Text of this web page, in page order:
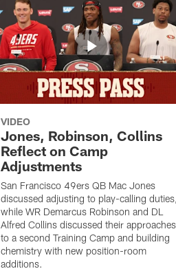
VIDEO
Jones, Robinson, Collins
Reflect on Camp
Adjustments
San Francisco 49ers QB Mac Jones
discussed adjusting to play-calling duties,
while WR Demarcus Robinson and DL
Alfred Collins discussed their approaches
to a second Training Camp and building
chemistry with new position-room
additions.